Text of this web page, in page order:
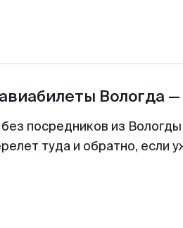
Вологда —
посредников из
туда и обратно, если